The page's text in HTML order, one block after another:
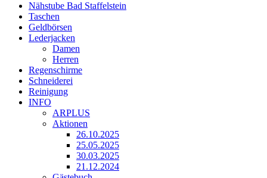
Nähstube Bad Staffelstein
Taschen
Geldbörsen
Lederjacken
Damen
Herren
Regenschirme
Schneiderei
Reinigung
INFO
ARPLUS
Aktionen
26.10.2025
25.05.2025
30.03.2025
21.12.2024